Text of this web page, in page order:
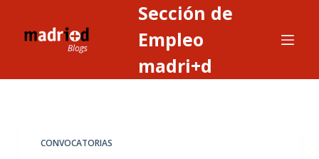
Sección de
Empleo
madri+d
CONVOCATORIAS